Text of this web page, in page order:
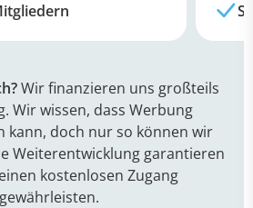
Wir finanzieren uns großteils
Wir wissen, dass Werbung
kann, doch nur so können wir
Weiterentwicklung garantieren
kostenlosen Zugang
gewährleisten.